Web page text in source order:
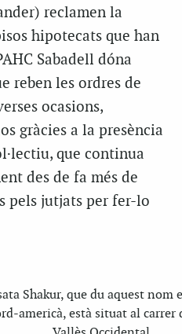
reclamen la
hipotecats que han
Sabadell dóna
reben les ordres de
ocasions,
gràcies a la presència
que continua
des de fa més de
pels jutjats per fer-lo
Shakur, que du aquest nom
americà, està situat al carrer